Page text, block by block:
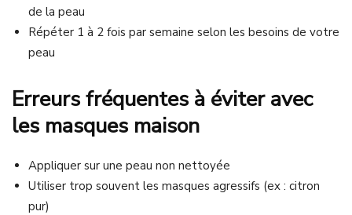
de la peau
Répéter 1 à 2 fois par semaine selon les besoins de votre
peau
Erreurs fréquentes à éviter avec
les masques maison
Appliquer sur une peau non nettoyée
Utiliser trop souvent les masques agressifs (ex : citron
pur)